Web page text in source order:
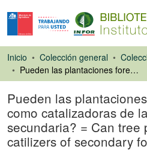
Inicio Colección general
Pueden las plantaciones forestales actuar como catalizadoras de la sucesión secundaria? = Can tree plantations serve as catilizers of secondary forest succession?
Pueden las
como catalizadoras de
secundaria? = Can tree
catilizers of secondary